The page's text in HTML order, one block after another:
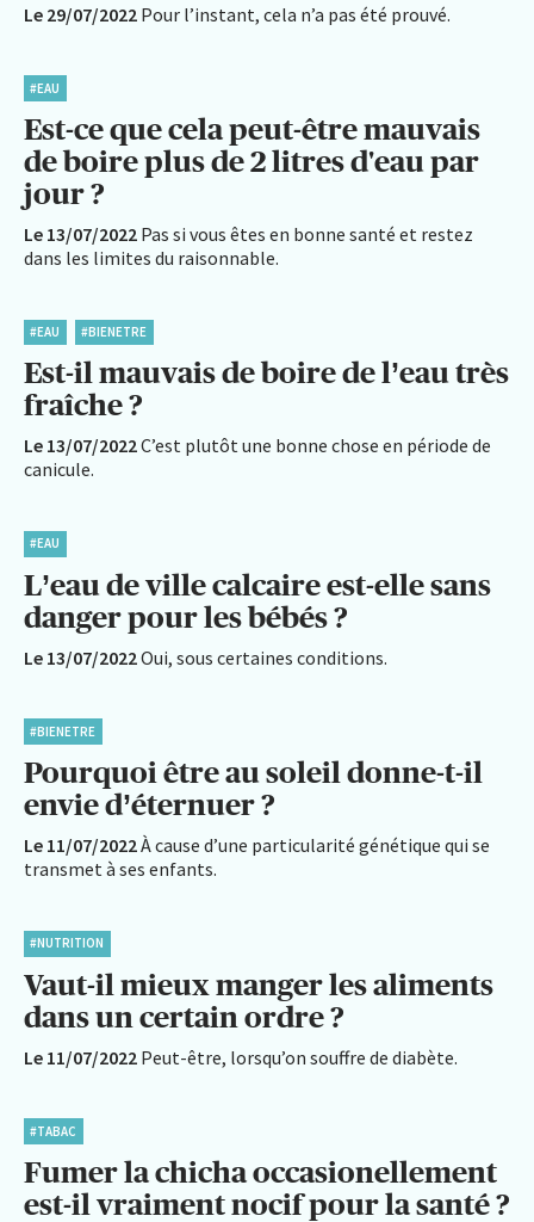
Le 29/07/2022 Pour l’instant, cela n’a pas été prouvé.
#EAU
Est-ce que cela peut-être mauvais
de boire plus de 2 litres d'eau par
jour ?
Le 13/07/2022 Pas si vous êtes en bonne santé et restez
dans les limites du raisonnable.
#EAU #BIENETRE
Est-il mauvais de boire de l’eau très
fraîche ?
Le 13/07/2022C’est plutôt une bonne chose en période de
canicule.
#EAU
L’eau de ville calcaire est-elle sans
danger pour les bébés ?
Le 13/07/2022Oui, sous certaines conditions.
#BIENETRE
Pourquoi être au soleil donne-t-il
envie d’éternuer ?
Le 11/07/2022À cause d’une particularité génétique qui se
transmet à ses enfants.
#NUTRITION
Vaut-il mieux manger les aliments
dans un certain ordre ?
Le 11/07/2022 Peut-être, lorsqu’on souffre de diabète.
#TABAC
Fumer la chicha occasionellement
est-il vraiment nocif pour la santé ?